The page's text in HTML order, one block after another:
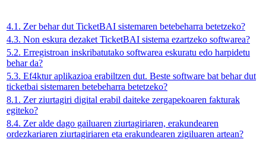
4.1. Zer behar dut TicketBAI sistemaren betebeharra betetzeko?
4.3. Non eskura dezaket TicketBAI sistema ezartzeko softwarea?
5.2. Erregistroan inskribatutako softwarea eskuratu edo harpidetu
behar da?
5.3. Ef4ktur aplikazioa erabiltzen dut. Beste software bat behar dut
ticketbai sistemaren betebeharra betetzeko?
8.1. Zer ziurtagiri digital erabil daiteke zergapekoaren fakturak
egiteko?
8.4. Zer alde dago gailuaren ziurtagiriaren, erakundearen
ordezkariaren ziurtagiriaren eta erakundearen zigiluaren artean?